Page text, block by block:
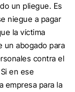
un pliegue. Es
niegue a pagar
la víctima
un abogado para
contra el
Si en ese
empresa para la